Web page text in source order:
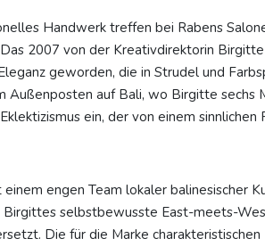
Handwerk treffen bei Rabens
2007 von der Kreativdirektorin
geworden, die in Strudel und
Außenposten auf Bali, wo Birgitte sechs
ein, der von einem sinnlichen
engen Team lokaler balinesischer
Birgittes selbstbewusste East-meets-
Die für die Marke